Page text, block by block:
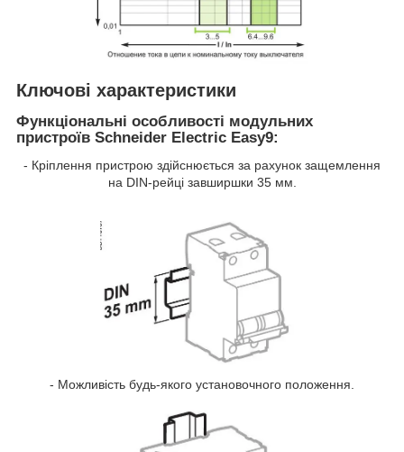
Ключові характеристики
Функціональні особливості модульних
пристроїв Schneider Electric Easy9:
- Кріплення пристрою здійснюється за рахунок защемлення
на DIN-рейці завширшки 35 мм.
- Можливість будь-якого установочного положення.